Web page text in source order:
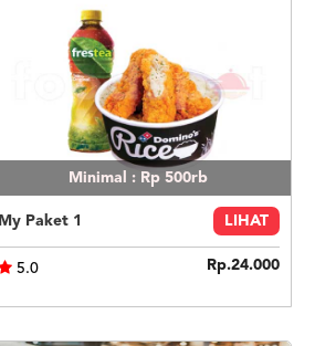
Minimal : Rp 500rb
My Paket 1 LIHAT
5.0 Rp.24.000